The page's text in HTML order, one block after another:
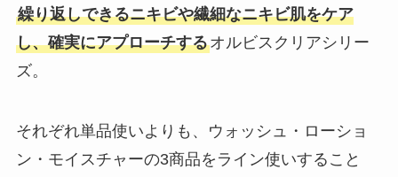
繰り返しできるニキビや繊細なニキビ肌をケア
し、確実にアプローチするオルビスクリアシリー
ズ。
それぞれ単品使いよりも、ウォッシュ・ローショ
ン・モイスチャーの3商品をライン使いすること